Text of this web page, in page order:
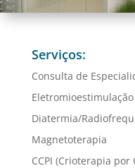
Serviços:
Consulta de
Eletromioestimulação
Diatermia/
Magnetoterapia
CCPI (Crioterapia